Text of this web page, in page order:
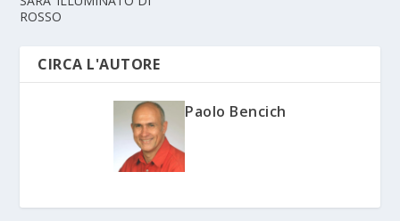
ROSSO
CIRCA L'AUTORE
Paolo Bencich